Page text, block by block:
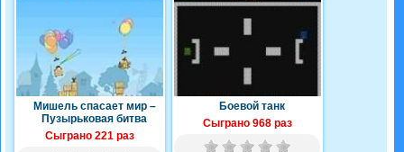
Мишель спасает мир –
Пузырьковая битва
Сыграно 221 раз
Боевой танк
Сыграно 968 раз